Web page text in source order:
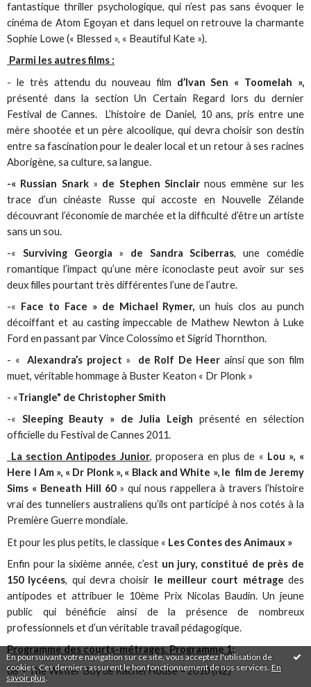
En poursuivant votre navigation sur ce site, vous acceptez l'utilisation de
cookies. Ces derniers assurent le bon fonctionnement de nos services. En
savoir plus
fantastique thriller psychologique, qui n’est pas sans évoquer le
cinéma de Atom Egoyan et dans lequel on retrouve la charmante
Sophie Lowe (« Blessed », « Beautiful Kate »).
Parmi les autres films :
- le très attendu du nouveau film d’Ivan Sen « Toomelah »,
présenté dans la section Un Certain Regard lors du dernier
Festival de Cannes. L’histoire de Daniel, 10 ans, pris entre une
mère shootée et un père alcoolique, qui devra choisir son destin
entre sa fascination pour le dealer local et un retour à ses racines
Aborigène, sa culture, sa langue.
-« Russian Snark» de Stephen Sinclairnous emmène sur les
trace d’un cinéaste Russe qui accoste en Nouvelle Zélande
découvrant l’économie de marchée et la difficulté d’être un artiste
sans un sou.
-« Surviving Georgia » de Sandra Sciberras, une comédie
romantique l’impact qu’une mère iconoclaste peut avoir sur ses
deux filles pourtant très différentes l’une de l’autre.
-« Face to Face » de Michael Rymer, un huis clos au punch
décoiffant et au casting impeccable de Mathew Newton à Luke
Ford en passant par Vince Colossimo et Sigrid Thornthon.
- « Alexandra’s project » de Rolf De Heer ainsi que son film
muet, véritable hommage à Buster Keaton « Dr Plonk »
- «Triangle" de Christopher Smith
-« Sleeping Beauty » de Julia Leigh présenté en sélection
officielle du Festival de Cannes 2011.
La section Antipodes Junior, proposera en plus de « Lou », «
Here I Am », « Dr Plonk », « Black and White », le film de Jeremy
Sims « Beneath Hill 60» qui nous rappellera à travers l’histoire
vrai des tunneliers australiens qu’ils ont participé à nos cotés à la
Première Guerre mondiale.
Et pour les plus petits, le classique « Les Contes des Animaux »
Enfin pour la sixième année, c’est un jury, constitué de près de
150 lycéens, qui devra choisir le meilleur court métrage des
antipodes et attribuer le 10ème Prix Nicolas Baudin. Un jeune
public qui bénéficie ainsi de la présence de nombreux
professionnels et d’un véritable travail pédagogique.
Programme des courts-métrages. Programme 1:
08’ - The Winter Boy de Rachel House – 2010 (NZ)